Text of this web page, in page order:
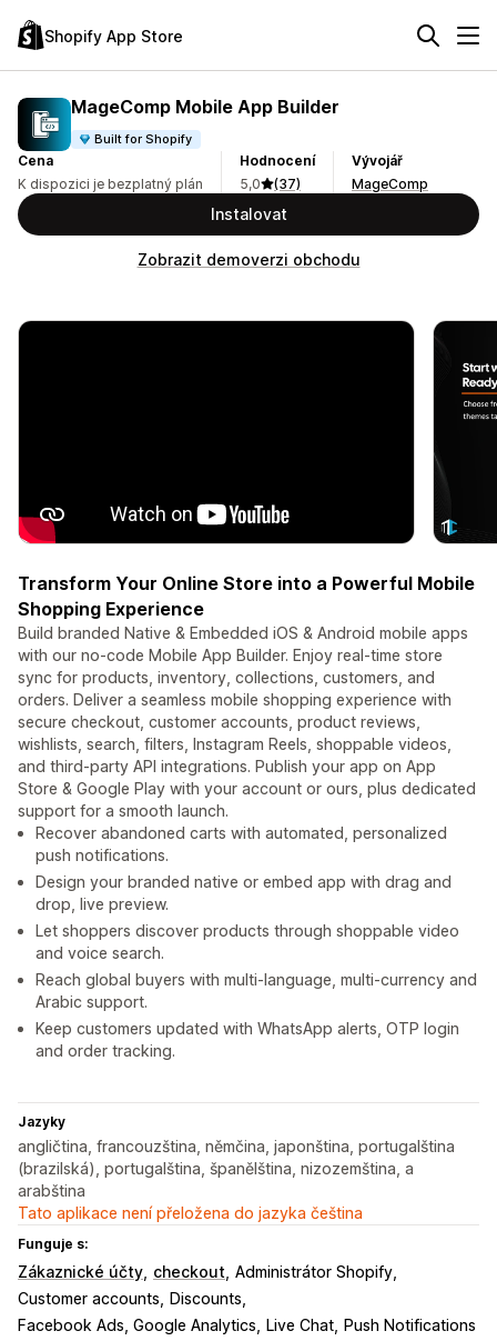
Shopify App Store
MageComp Mobile App Builder
Built for Shopify
Cena
K dispozici je bezplatný plán
Hodnocení
5,0
(37)
Vývojář
MageComp
Instalovat
Zobrazit demoverzi obchodu
Transform Your Online Store into a Powerful Mobile
Shopping Experience
Build branded Native & Embedded iOS & Android mobile apps
with our no-code Mobile App Builder. Enjoy real-time store
sync for products, inventory, collections, customers, and
orders. Deliver a seamless mobile shopping experience with
secure checkout, customer accounts, product reviews,
wishlists, search, filters, Instagram Reels, shoppable videos,
and third-party API integrations. Publish your app on App
Store & Google Play with your account or ours, plus dedicated
support for a smooth launch.
Recover abandoned carts with automated, personalized
push notifications.
Design your branded native or embed app with drag and
drop, live preview.
Let shoppers discover products through shoppable video
and voice search.
Reach global buyers with multi-language, multi-currency and
Arabic support.
Keep customers updated with WhatsApp alerts, OTP login
and order tracking.
Jazyky
angličtina, francouzština, němčina, japonština, portugalština
(brazilská), portugalština, španělština, nizozemština, a
arabština
Tato aplikace není přeložena do jazyka čeština
Funguje s:
Zákaznické účty checkout Administrátor Shopify
Customer accounts
Discounts
Facebook Ads, Google Analytics
Live Chat Push Notifications